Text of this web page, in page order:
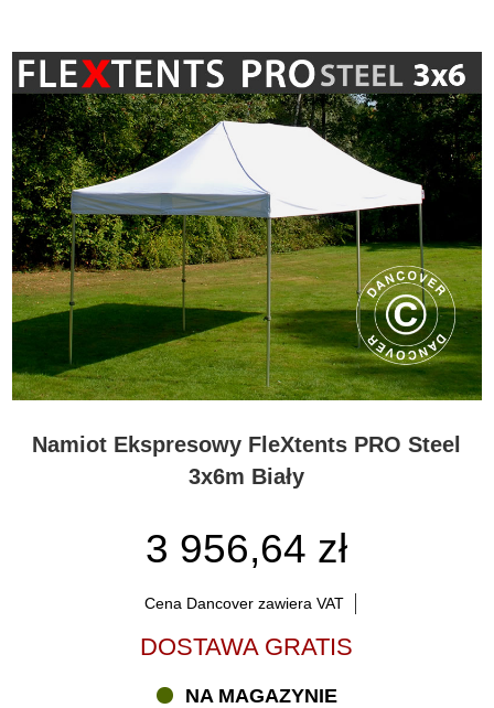
Namiot Ekspresowy FleXtents PRO Steel
3x6m Biały
3 956,64 zł
Cena Dancover zawiera VAT
DOSTAWA GRATIS
NA MAGAZYNIE